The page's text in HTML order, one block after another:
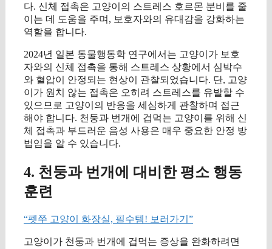
다. 신체 접촉은 고양이의 스트레스 호르몬 분비를 줄
이는 데 도움을 주며, 보호자와의 유대감을 강화하는
역할을 합니다.
2024년 일본 동물행동학 연구에서는 고양이가 보호
자와의 신체 접촉을 통해 스트레스 상황에서 심박수
와 혈압이 안정되는 현상이 관찰되었습니다. 단, 고양
이가 원치 않는 접촉은 오히려 스트레스를 유발할 수
있으므로 고양이의 반응을 세심하게 관찰하며 접근
해야 합니다. 천둥과 번개에 겁먹는 고양이를 위해 신
체 접촉과 부드러운 음성 사용은 매우 중요한 안정 방
법임을 알 수 있습니다.
4. 천둥과 번개에 대비한 평소 행동
훈련
“펫쭈 고양이 화장실, 필수템! 보러가기”
고양이가 천둥과 번개에 겁먹는 증상을 완화하려면